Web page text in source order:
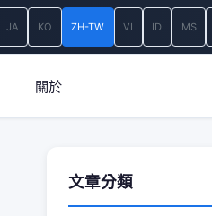
JA KO ZH-TW VI ID MS
關於
文章分類